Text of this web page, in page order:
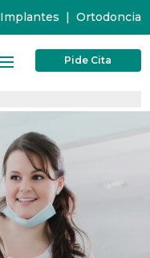
Implantes | Ortodoncia
Pide Cita